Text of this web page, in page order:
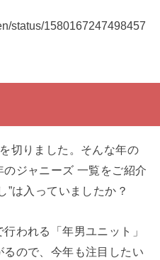
status/1580167247498457
切りました。そんな年の
ジャニーズ 一覧をご紹介
”は入っていましたか？
われる「年男ユニット」
ので、今年も注目したい